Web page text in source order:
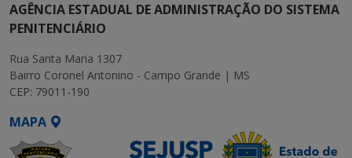
AGÊNCIA ESTADUAL DE ADMINISTRAÇÃO DO SISTEMA
PENITENCIÁRIO
Rua Santa Maria 1307
Bairro Coronel Antonino - Campo Grande | MS
CEP: 79011-190
MAPA